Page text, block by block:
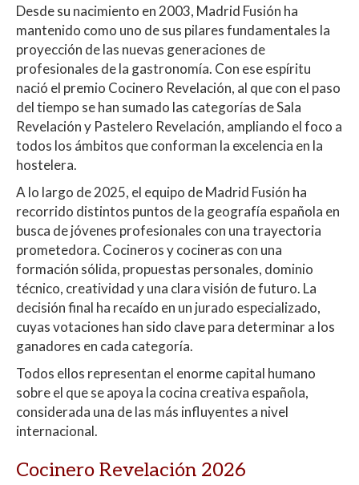
Desde su nacimiento en 2003, Madrid Fusión ha
mantenido como uno de sus pilares fundamentales la
proyección de las nuevas generaciones de
profesionales de la gastronomía. Con ese espíritu
nació el premio Cocinero Revelación, al que con el paso
del tiempo se han sumado las categorías de Sala
Revelación y Pastelero Revelación, ampliando el foco a
todos los ámbitos que conforman la excelencia en la
hostelera.
A lo largo de 2025, el equipo de Madrid Fusión ha
recorrido distintos puntos de la geografía española en
busca de jóvenes profesionales con una trayectoria
prometedora. Cocineros y cocineras con una
formación sólida, propuestas personales, dominio
técnico, creatividad y una clara visión de futuro. La
decisión final ha recaído en un jurado especializado,
cuyas votaciones han sido clave para determinar a los
ganadores en cada categoría.
Todos ellos representan el enorme capital humano
sobre el que se apoya la cocina creativa española,
considerada una de las más influyentes a nivel
internacional.
Cocinero Revelación 2026